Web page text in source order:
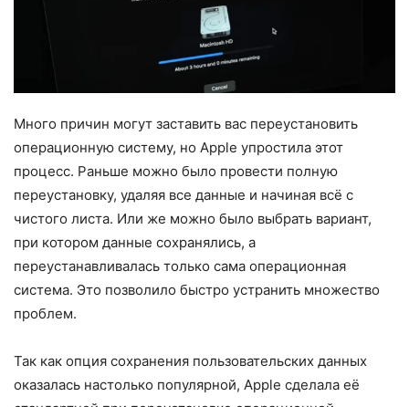
Много причин могут заставить вас переустановить
операционную систему, но Apple упростила этот
процесс. Раньше можно было провести полную
переустановку, удаляя все данные и начиная всё с
чистого листа. Или же можно было выбрать вариант,
при котором данные сохранялись, а
переустанавливалась только сама операционная
система. Это позволило быстро устранить множество
проблем.
Так как опция сохранения пользовательских данных
оказалась настолько популярной, Apple сделала её